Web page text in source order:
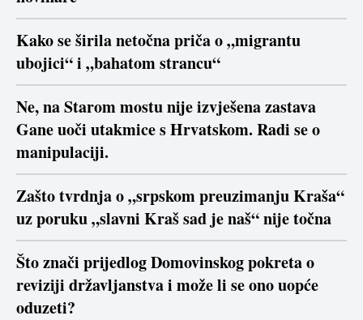
Kako se širila netočna priča o „migrantu
ubojici“ i „bahatom strancu“
Ne, na Starom mostu nije izvješena zastava
Gane uoči utakmice s Hrvatskom. Radi se o
manipulaciji.
Zašto tvrdnja o „srpskom preuzimanju Kraša“
uz poruku „slavni Kraš sad je naš“ nije točna
Što znači prijedlog Domovinskog pokreta o
reviziji državljanstva i može li se ono uopće
oduzeti?